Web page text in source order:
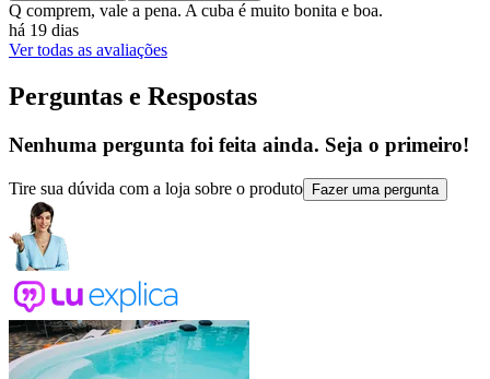
Q comprem, vale a pena. A cuba é muito bonita e boa.
há 19 dias
Ver todas as avaliações
Perguntas e Respostas
Nenhuma pergunta foi feita ainda. Seja o primeiro!
Tire sua dúvida com a loja sobre o produto Fazer uma pergunta